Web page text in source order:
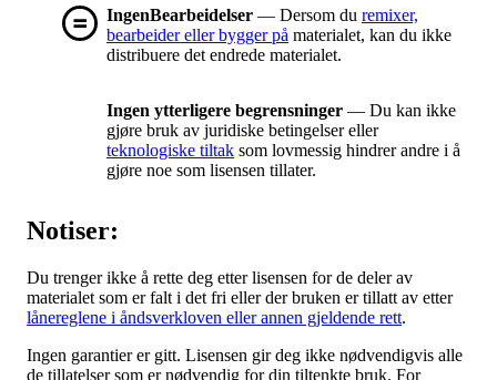
IngenBearbeidelser — Dersom du remixer,
bearbeider eller bygger på materialet, kan du ikke
distribuere det endrede materialet.
Ingen ytterligere begrensninger — Du kan ikke
gjøre bruk av juridiske betingelser eller
teknologiske tiltak som lovmessig hindrer andre i å
gjøre noe som lisensen tillater.
Notiser:
Du trenger ikke å rette deg etter lisensen for de deler av
materialet som er falt i det fri eller der bruken er tillatt av etter
lånereglene i åndsverkloven eller annen gjeldende rett.
Ingen garantier er gitt. Lisensen gir deg ikke nødvendigvis alle
de tillatelser som er nødvendig for din tiltenkte bruk. For